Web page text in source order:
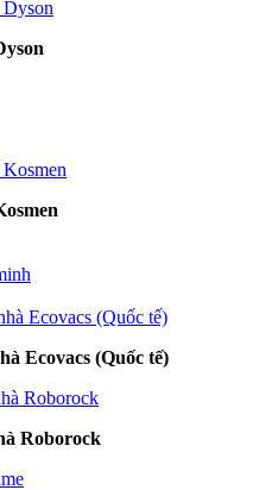
Ecovacs (Quốc tế)
Roborock